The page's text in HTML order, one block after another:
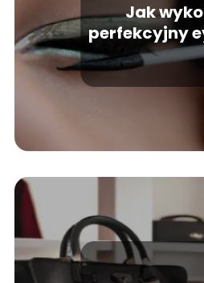
Jak
perfekcyjny
techniki dla